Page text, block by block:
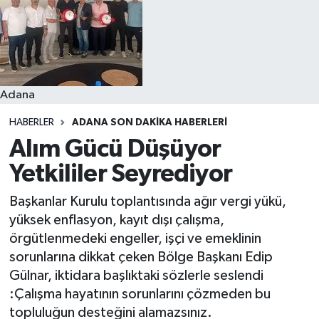
Adana
HABERLER ADANA SON DAKIKA HABERLERI
Alım Gücü Düşüyor
Yetkililer Seyrediyor
Başkanlar Kurulu toplantısında ağır vergi yükü,
yüksek enflasyon, kayıt dışı çalışma,
örgütlenmedeki engeller, işçi ve emeklinin
sorunlarına dikkat çeken Bölge Başkanı Edip
Gülnar, iktidara başlıktaki sözlerle seslendi
:Çalışma hayatının sorunlarını çözmeden bu
topluluğun desteğini alamazsınız.
Resmi İlanlar